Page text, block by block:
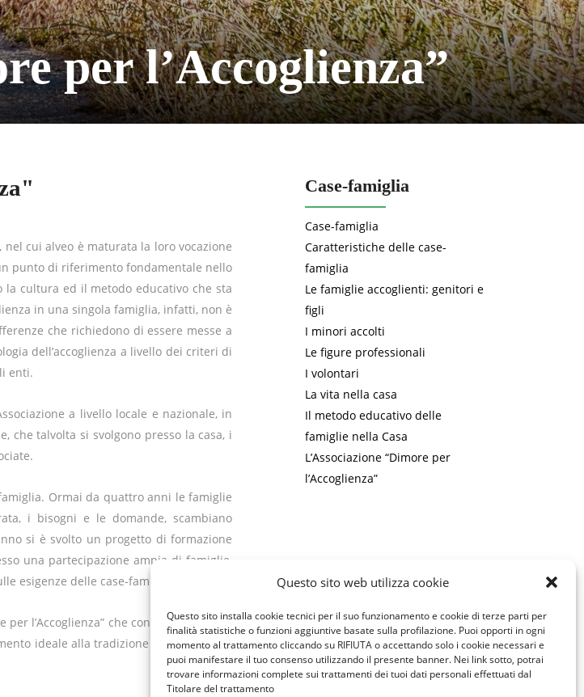
Questo sito web utilizza cookie
Questo sito installa cookie tecnici per il suo funzionamento e cookie di terze parti per
finalità statistiche o funzioni aggiuntive basate sulla profilazione. Puoi opporti in ogni
momento al trattamento cliccando su RIFIUTA o accettando solo i cookie necessari e
puoi manifestare il tuo consenso utilizzando il presente banner. Nei link sotto, potrai
trovare informazioni complete sui trattamenti dei tuoi dati personali effettuati dal
Titolare del trattamento
per l’Accoglienza”
nel cui alveo è maturata la loro vocazione
punto di riferimento fondamentale nello
la cultura ed il metodo educativo che sta
in una singola famiglia, infatti, non è
che richiedono di essere messe a
dell’accoglienza a livello dei criteri di
enti.
a livello locale e nazionale, in
talvolta si svolgono presso la casa, i
Ormai da quattro anni le famiglie
i bisogni e le domande, scambiano
si è svolto un progetto di formazione
una partecipazione ampia di famiglie,
esigenze delle case-famiglia.
l’Accoglienza” che condivide lo scopo
ideale alla tradizione cristiana e alla
Case-famiglia
Case-famiglia
Caratteristiche delle case-
famiglia
Le famiglie accoglienti: genitori e
figli
I minori accolti
Le figure professionali
I volontari
La vita nella casa
Il metodo educativo delle
famiglie nella Casa
L’Associazione “Dimore per
l’Accoglienza”